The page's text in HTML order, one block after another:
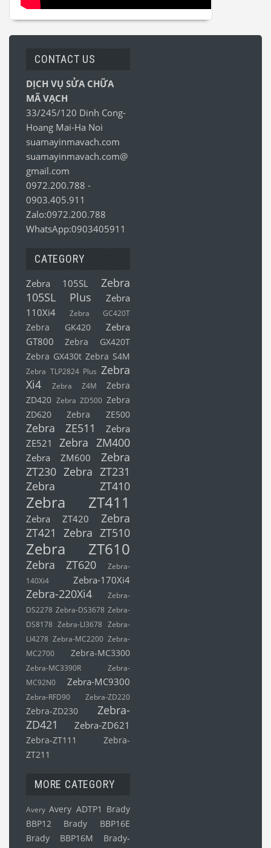
CONTACT US
DỊCH VỤ SỬA CHỮA
MÃ VẠCH
33/245/120 Dinh Cong-
Hoang Mai-Ha Noi
suamayinmavach.com
suamayinmavach.com@
gmail.com
0972.200.788 -
0903.405.911
Zalo:0972.200.788
WhatsApp:0903405911
CATEGORY
Zebra 105SL
Zebra
105SL Plus
Zebra
110Xi4
Zebra GC420T
Zebra GK420
Zebra
GT800
Zebra GX420T
Zebra GX430t Zebra S4M
Zebra TLP2824 Plus Zebra
Xi4
Zebra Z4M
Zebra
ZD420 Zebra ZD500 Zebra
ZD620
Zebra ZE500
Zebra ZE511
Zebra
ZE521
Zebra ZM400
Zebra ZM600
Zebra
ZT230 Zebra ZT231
Zebra ZT410
Zebra ZT411
Zebra ZT420
Zebra
ZT421
Zebra ZT510
Zebra ZT610
Zebra ZT620
Zebra-
140Xi4
Zebra-170Xi4
Zebra-220Xi4
Zebra-
DS2278 Zebra-DS3678 Zebra-
DS8178 Zebra-LI3678 Zebra-
LI4278 Zebra-MC2200 Zebra-
MC2700
Zebra-MC3300
Zebra-MC3390R
Zebra-
MC92N0
Zebra-MC9300
Zebra-RFD90 Zebra-ZD220
Zebra-ZD230
Zebra-
ZD421
Zebra-ZD621
Zebra-ZT111
Zebra-
ZT211
MORE CATEGORY
Avery Avery ADTP1
Brady
BBP12
Brady BBP16E
Brady BBP16M
Brady-